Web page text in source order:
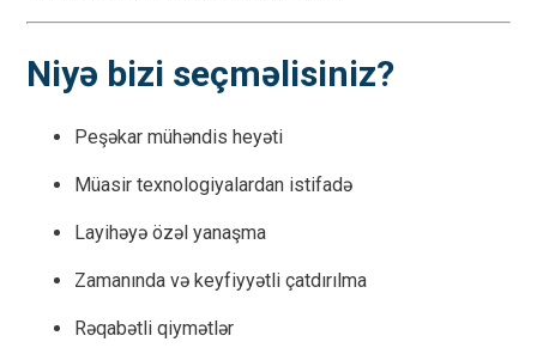
Niyə bizi seçməlisiniz?
Peşəkar mühəndis heyəti
Müasir texnologiyalardan istifadə
Layihəyə özəl yanaşma
Zamanında və keyfiyyətli çatdırılma
Rəqabətli qiymətlər